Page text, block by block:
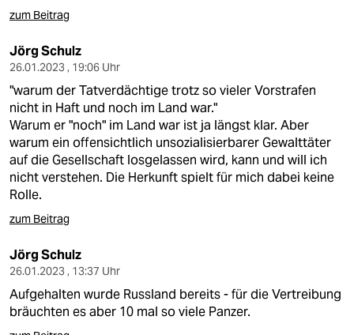
zum Beitrag
Jörg Schulz
26.01.2023 , 19:06 Uhr
"warum der Tatverdächtige trotz so vieler Vorstrafen
nicht in Haft und noch im Land war."
Warum er "noch" im Land war ist ja längst klar. Aber
warum ein offensichtlich unsozialisierbarer Gewalttäter
auf die Gesellschaft losgelassen wird, kann und will ich
nicht verstehen. Die Herkunft spielt für mich dabei keine
Rolle.
zum Beitrag
Jörg Schulz
26.01.2023 , 13:37 Uhr
Aufgehalten wurde Russland bereits - für die Vertreibung
bräuchten es aber 10 mal so viele Panzer.